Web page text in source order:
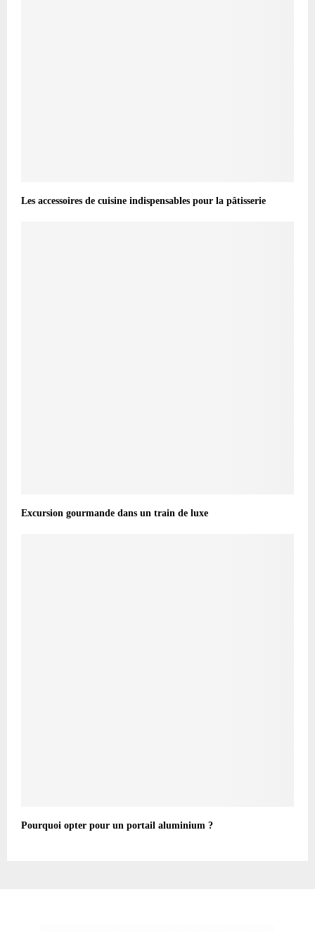
Les accessoires de cuisine indispensables pour la pâtisserie
Excursion gourmande dans un train de luxe
Pourquoi opter pour un portail aluminium ?